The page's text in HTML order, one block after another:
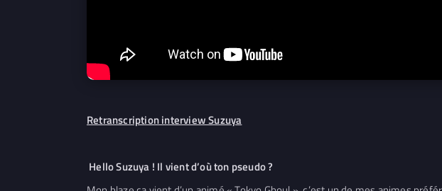
Retranscription interview Suzuya
Hello Suzuya ! Il vient d’où ton pseudo ?